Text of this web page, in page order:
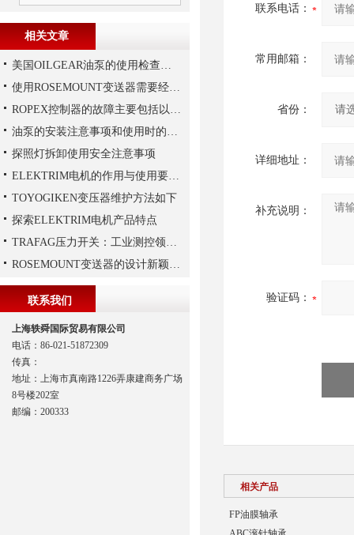
联系电话：
常用邮箱：
省份：
详细地址：
补充说明：
验证码：
相关产品
FP油膜轴承
相关文章
美国OILGEAR油泵的使用检查及流程
使用ROSEMOUNT变送器需要经过以下步骤
ROPEX控制器的故障主要包括以下几种情况
油泵的安装注意事项和使用时的维护
探照灯拆卸使用安全注意事项
ELEKTRIM电机的作用与使用要求讲解
TOYOGIKEN变压器维护方法如下
探索ELEKTRIM电机产品特点
TRAFAG压力开关：工业测控领域的精密之选
ROSEMOUNT变送器的设计新颖性且使用安全性
联系我们
上海轶舜国际贸易有限公司
电话：86-021-51872309
传真：
地址：上海市真南路1226弄康建商务广场
8号楼202室
邮编：200333